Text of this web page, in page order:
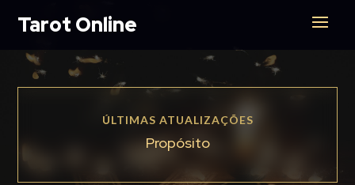
Tarot Online
ÚLTIMAS ATUALIZAÇÕES
Propósito